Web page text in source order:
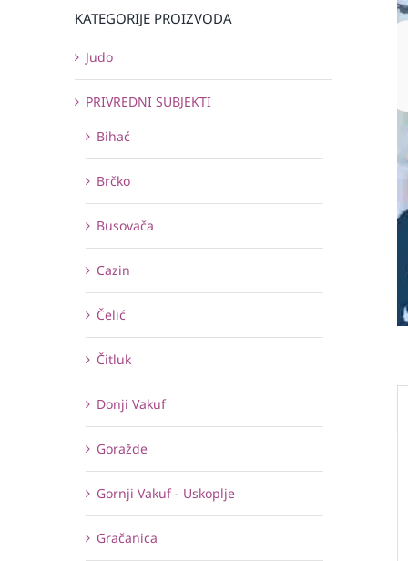
KATEGORIJE PROIZVODA
Judo
PRIVREDNI SUBJEKTI
Bihać
Brčko
Busovača
Cazin
Čelić
Čitluk
Donji Vakuf
Goražde
Gornji Vakuf - Uskoplje
Gračanica